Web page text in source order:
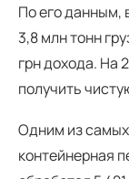
По его данным,
3,8 млн тонн
грн дохода. На
получить
Одним из
контейнерная